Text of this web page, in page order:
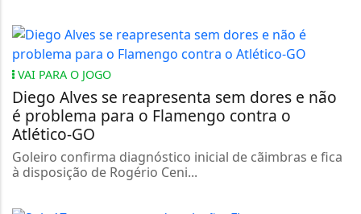
VAI PARA O JOGO
Diego Alves se reapresenta sem dores e não
é problema para o Flamengo contra o
Atlético-GO
Goleiro confirma diagnóstico inicial de cãimbras e fica
à disposição de Rogério Ceni...